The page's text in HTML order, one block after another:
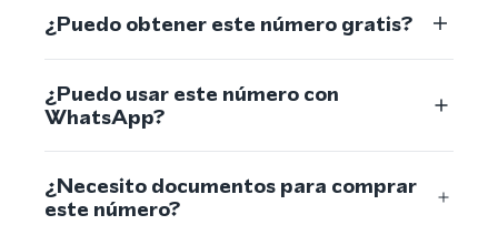
¿Puedo obtener este número gratis?
¿Puedo usar este número con
WhatsApp?
¿Necesito documentos para comprar
este número?